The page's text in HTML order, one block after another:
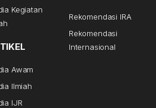
Kegiatan
Awam
Ilmiah
IJR
Rekomendasi IRA
Rekomendasi
Internasional